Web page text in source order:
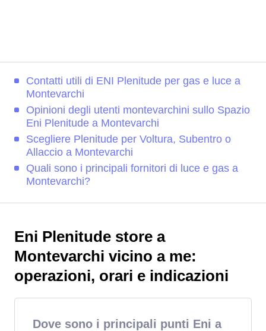
Contatti utili di ENI Plenitude per gas e luce a
Montevarchi
Opinioni degli utenti montevarchini sullo Spazio
Eni Plenitude a Montevarchi
Scegliere Plenitude per Voltura, Subentro o
Allaccio a Montevarchi
Quali sono i principali fornitori di luce e gas a
Montevarchi?
Eni Plenitude store a
Montevarchi vicino a me:
operazioni, orari e indicazioni
Dove sono i principali punti Eni a